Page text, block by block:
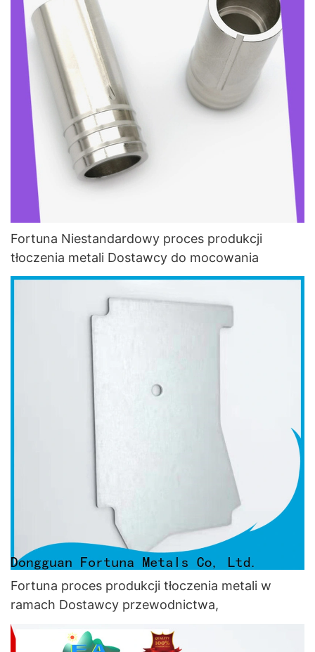
Fortuna Niestandardowy proces produkcji
tłoczenia metali Dostawcy do mocowania
Fortuna proces produkcji tłoczenia metali w
ramach Dostawcy przewodnictwa,